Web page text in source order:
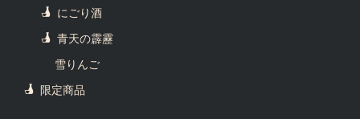
にごり酒
青天の霹靂
雪りんご
限定商品